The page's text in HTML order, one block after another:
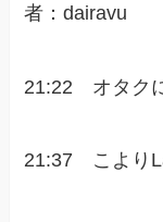
者：dairavu
21:22 オタク
21:37 こより